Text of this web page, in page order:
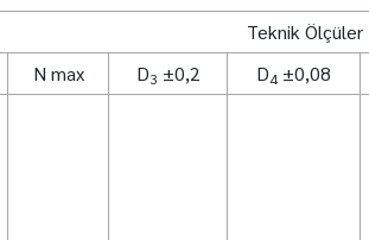
Teknik Ölçüler
N max D3 ±0,2 D4 ±0,08